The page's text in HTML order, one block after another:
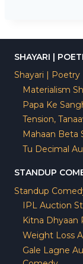
SHAYARI |
Shayari | Poetry
Materialism
Papa Ke
Tension,
Mahaan Beta
Tu Decimal
STANDUP
Standup
IPL Auction
Kitna Dhyaan
Weight Loss
Gale Lagne